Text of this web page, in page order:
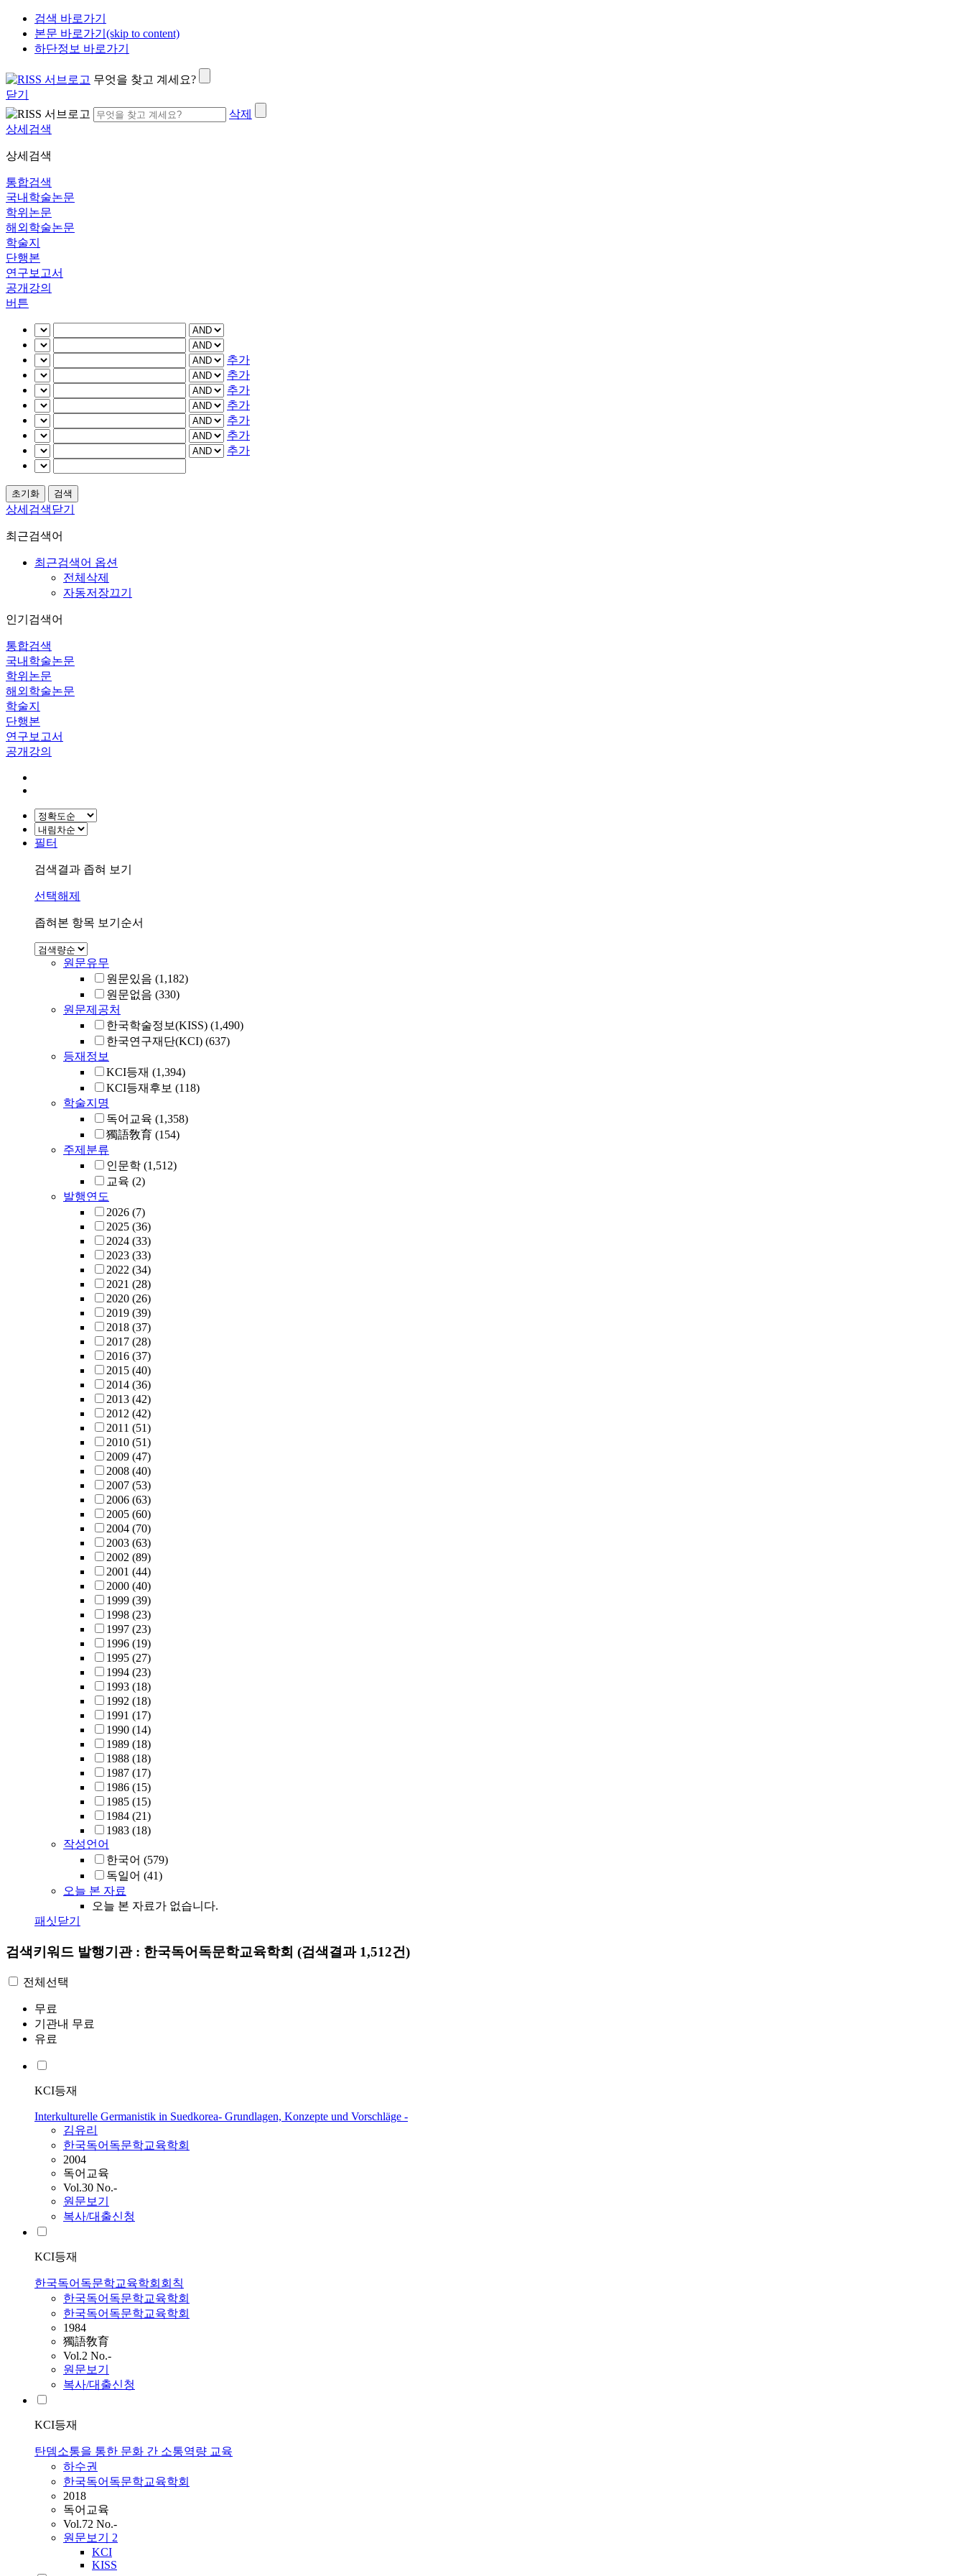
검색 바로가기
본문 바로가기(skip to content)
하단정보 바로가기
무엇을 찾고 계세요?
닫기
삭제
상세검색
상세검색
통합검색
국내학술논문
학위논문
해외학술논문
학술지
단행본
연구보고서
공개강의
버튼
추가
추가
추가
추가
추가
추가
추가
상세검색닫기
최근검색어
최근검색어 옵션
전체삭제
자동저장끄기
인기검색어
통합검색
국내학술논문
학위논문
해외학술논문
학술지
단행본
연구보고서
공개강의
필터
검색결과 좁혀 보기
선택해제
좁혀본 항목 보기순서
원문유무
원문있음 (1,182)
원문없음 (330)
원문제공처
한국학술정보(KISS) (1,490)
한국연구재단(KCI) (637)
등재정보
KCI등재 (1,394)
KCI등재후보 (118)
학술지명
독어교육 (1,358)
獨語敎育 (154)
주제분류
인문학 (1,512)
교육 (2)
발행연도
2026 (7)
2025 (36)
2024 (33)
2023 (33)
2022 (34)
2021 (28)
2020 (26)
2019 (39)
2018 (37)
2017 (28)
2016 (37)
2015 (40)
2014 (36)
2013 (42)
2012 (42)
2011 (51)
2010 (51)
2009 (47)
2008 (40)
2007 (53)
2006 (63)
2005 (60)
2004 (70)
2003 (63)
2002 (89)
2001 (44)
2000 (40)
1999 (39)
1998 (23)
1997 (23)
1996 (19)
1995 (27)
1994 (23)
1993 (18)
1992 (18)
1991 (17)
1990 (14)
1989 (18)
1988 (18)
1987 (17)
1986 (15)
1985 (15)
1984 (21)
1983 (18)
작성언어
한국어 (579)
독일어 (41)
오늘 본 자료
오늘 본 자료가 없습니다.
패싯닫기
검색키워드 발행기관 : 한국독어독문학교육학회 (검색결과 1,512건)
전체선택
무료
기관내 무료
유료
KCI등재
Interkulturelle Germanistik in Suedkorea- Grundlagen, Konzepte und Vorschläge -
김유리
한국독어독문학교육학회
2004
독어교육
Vol.30 No.-
원문보기
복사/대출신청
KCI등재
한국독어독문학교육학회회칙
한국독어독문학교육학회
한국독어독문학교육학회
1984
獨語敎育
Vol.2 No.-
원문보기
복사/대출신청
KCI등재
탄뎀소통을 통한 문화 간 소통역량 교육
하수권
한국독어독문학교육학회
2018
독어교육
Vol.72 No.-
원문보기 2
KCI
KISS